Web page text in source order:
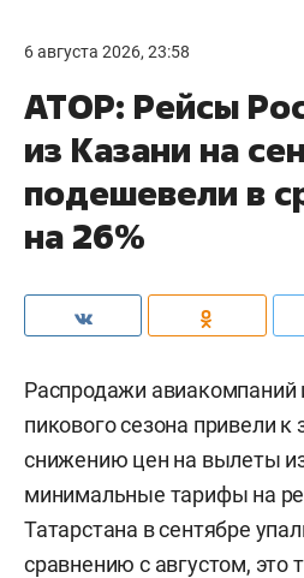
6 августа 2026, 23:58
АТОР: Рейсы
из Казани на
подешевели в
на 26%
Распродажи авиакомпаний
пикового сезона привели к
снижению цен на вылеты
минимальные тарифы на
Татарстана в сентябре
сравнению с августом, это